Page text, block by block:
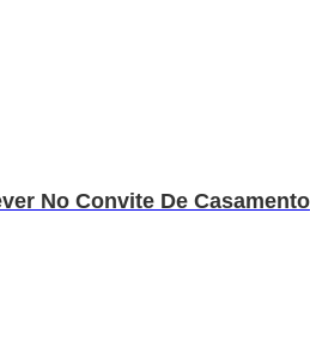
No Convite De Casamento